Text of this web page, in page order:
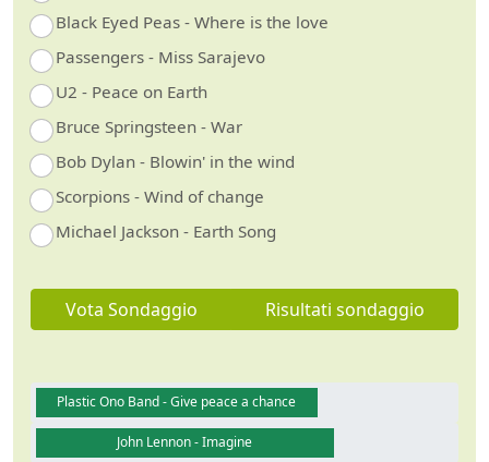
Guarda video
Black Eyed Peas - Where is the love
Passengers - Miss Sarajevo
U2 - Peace on Earth
Bruce Springsteen - War
Bob Dylan - Blowin' in the wind
Scorpions - Wind of change
Michael Jackson - Earth Song
Vota Sondaggio Risultati sondaggio
Plastic Ono Band - Give peace a chance
John Lennon - Imagine